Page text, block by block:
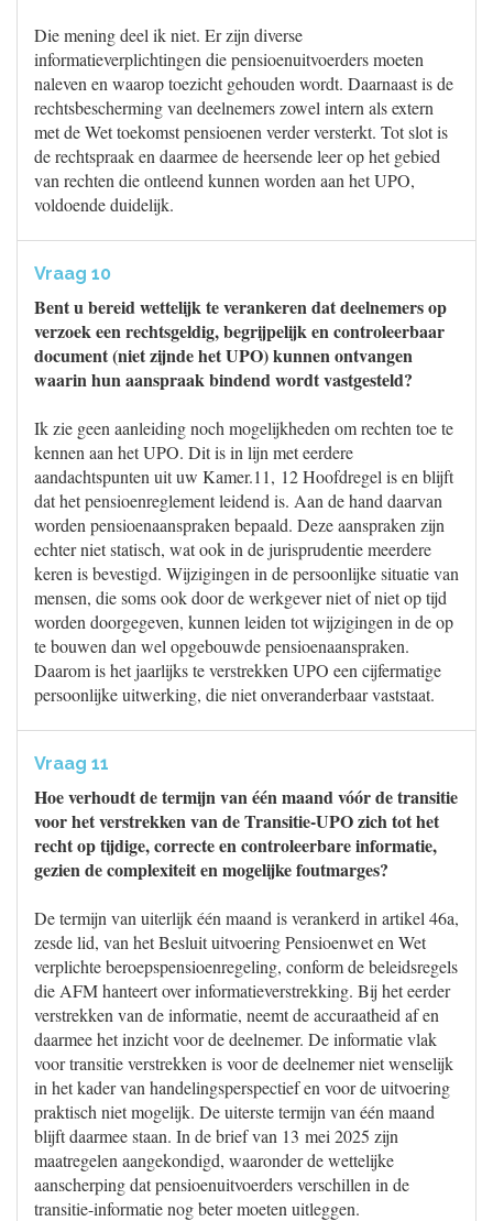
Die mening deel ik niet. Er zijn diverse
informatieverplichtingen die pensioenuitvoerders moeten
naleven en waarop toezicht gehouden wordt. Daarnaast is de
rechtsbescherming van deelnemers zowel intern als extern
met de Wet toekomst pensioenen verder versterkt. Tot slot is
de rechtspraak en daarmee de heersende leer op het gebied
van rechten die ontleend kunnen worden aan het UPO,
voldoende duidelijk.
Vraag 10
Bent u bereid wettelijk te verankeren dat deelnemers op
verzoek een rechtsgeldig, begrijpelijk en controleerbaar
document (niet zijnde het UPO) kunnen ontvangen
waarin hun aanspraak bindend wordt vastgesteld?
Ik zie geen aanleiding noch mogelijkheden om rechten toe te
kennen aan het UPO. Dit is in lijn met eerdere
aandachtspunten uit uw Kamer.11, 12 Hoofdregel is en blijft
dat het pensioenreglement leidend is. Aan de hand daarvan
worden pensioenaanspraken bepaald. Deze aanspraken zijn
echter niet statisch, wat ook in de jurisprudentie meerdere
keren is bevestigd. Wijzigingen in de persoonlijke situatie van
mensen, die soms ook door de werkgever niet of niet op tijd
worden doorgegeven, kunnen leiden tot wijzigingen in de op
te bouwen dan wel opgebouwde pensioenaanspraken.
Daarom is het jaarlijks te verstrekken UPO een cijfermatige
persoonlijke uitwerking, die niet onveranderbaar vaststaat.
Vraag 11
Hoe verhoudt de termijn van één maand vóór de transitie
voor het verstrekken van de Transitie-UPO zich tot het
recht op tijdige, correcte en controleerbare informatie,
gezien de complexiteit en mogelijke foutmarges?
De termijn van uiterlijk één maand is verankerd in artikel 46a,
zesde lid, van het Besluit uitvoering Pensioenwet en Wet
verplichte beroepspensioenregeling, conform de beleidsregels
die AFM hanteert over informatieverstrekking. Bij het eerder
verstrekken van de informatie, neemt de accuraatheid af en
daarmee het inzicht voor de deelnemer. De informatie vlak
voor transitie verstrekken is voor de deelnemer niet wenselijk
in het kader van handelingsperspectief en voor de uitvoering
praktisch niet mogelijk. De uiterste termijn van één maand
blijft daarmee staan. In de brief van 13 mei 2025 zijn
maatregelen aangekondigd, waaronder de wettelijke
aanscherping dat pensioenuitvoerders verschillen in de
transitie-informatie nog beter moeten uitleggen.